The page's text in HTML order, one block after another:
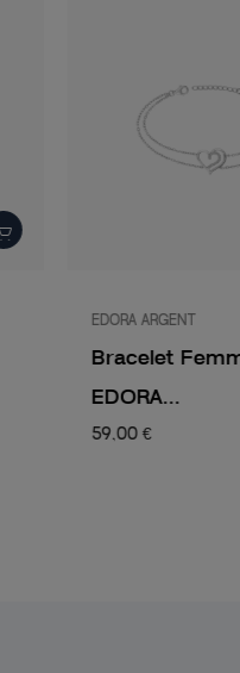
EDORA ARGENT
Bracelet
EDORA...
59,00 €